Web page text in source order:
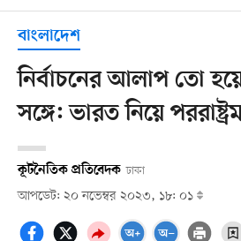
বাংলাদেশ
নির্বাচনের আলাপ তো
সঙ্গে: ভারত নিয়ে
কূটনৈতিক প্রতিবেদক ঢাকা
আপডেট: ২০ নভেম্বর ২০২৩, ১৮: ০১